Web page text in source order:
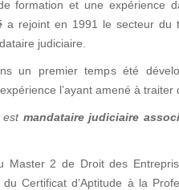
formation et une expérience
a rejoint en 1991 le secteur du
judiciaire.
un premier temps été
l’ayant amené à
mandataire judiciaire
Master 2 de Droit des
Certificat d’Aptitude à la